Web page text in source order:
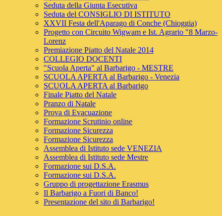
Seduta della Giunta Esecutiva
Seduta del CONSIGLIO DI ISTITUTO
XXVII Festa dell'Aparago di Conche (Chioggia)
Progetto con Circuito Wigwam e Ist. Agrario "8 Marzo-
Lorenz
Premiazione Piatto del Natale 2014
COLLEGIO DOCENTI
"Scuola Aperta" al Barbarigo - MESTRE
SCUOLA APERTA al Barbarigo - Venezia
SCUOLA APERTA al Barbarigo
Finale Piatto del Natale
Pranzo di Natale
Prova di Evacuazione
Formazione Scrutinio online
Formazione Sicurezza
Formazione Sicurezza
Assemblea di Istituto sede VENEZIA
Assemblea di Istituto sede Mestre
Formazione sui D.S.A.
Formazione sui D.S.A.
Gruppo di progettazione Erasmus
Il Barbarigo a Fuori di Banco!
Presentazione del sito di Barbarigo!